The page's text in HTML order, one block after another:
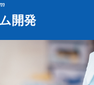
開発